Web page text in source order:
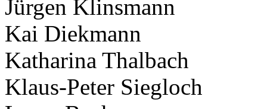
Jürgen Klinsmann
Kai Diekmann
Katharina Thalbach
Klaus-Peter Siegloch